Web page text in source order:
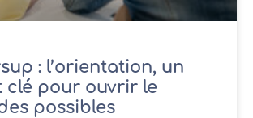
: l’orientation, un
clé pour ouvrir le
possibles